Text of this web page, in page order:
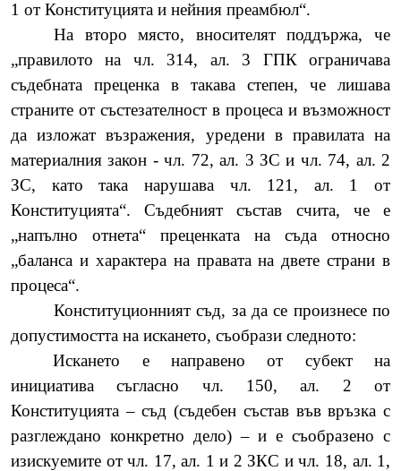
1 от Конституцията и нейния преамбюл“.
На второ място, вносителят поддържа, че
„правилото на чл. 314, ал. 3 ГПК ограничава
съдебната преценка в такава степен, че лишава
страните от състезателност в процеса и възможност
да изложат възражения, уредени в правилата на
материалния закон - чл. 72, ал. 3 ЗС и чл. 74, ал. 2
ЗС, като така нарушава чл. 121, ал. 1 от
Конституцията“. Съдебният състав счита, че е
„напълно отнета“ преценката на съда относно
„баланса и характера на правата на двете страни в
процеса“.
Конституционният съд, за да се произнесе по
допустимостта на искането, съобрази следното:
Искането е направено от субект на
инициатива съгласно чл. 150, ал. 2 от
Конституцията –съд (съдебен състав във връзка с
разглеждано конкретно дело) – и е съобразено с
изискуемите от чл. 17, ал. 1 и 2 ЗКС и чл. 18, ал. 1,